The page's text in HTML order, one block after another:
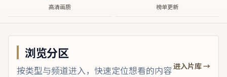
高清画质 榜单更新
浏览分区
按类型与频道进入，快速定位想看的内容进入片库 →